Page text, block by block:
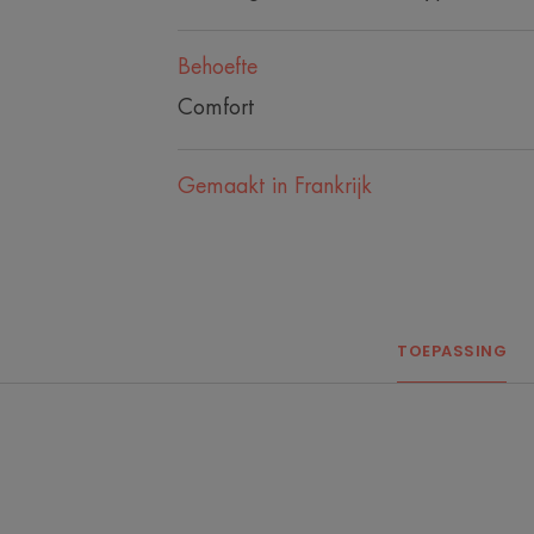
Behoefte
Comfort
Gemaakt in Frankrijk
TOEPASSING